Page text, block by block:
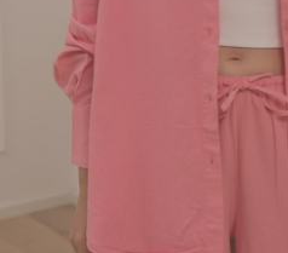
supporto 0 in modalità